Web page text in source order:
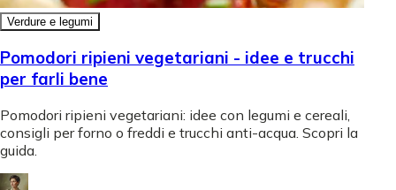
Verdure e legumi
Pomodori ripieni vegetariani - idee e trucchi
per farli bene
Pomodori ripieni vegetariani: idee con legumi e cereali,
consigli per forno o freddi e trucchi anti-acqua. Scopri la
guida.